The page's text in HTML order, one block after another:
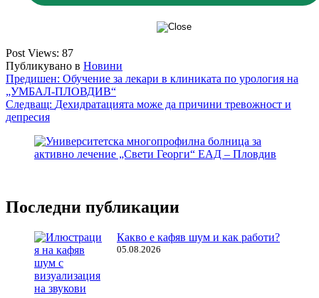
Post Views: 87
Публикувано в Новини
Навигация
Предишен: Обучение за лекари в клиниката по урология на
„УМБАЛ-ПЛОВДИВ“
Следващ: Дехидратацията може да причини тревожност и
депресия
Последни публикации
Какво е кафяв шум и как работи?
05.08.2026